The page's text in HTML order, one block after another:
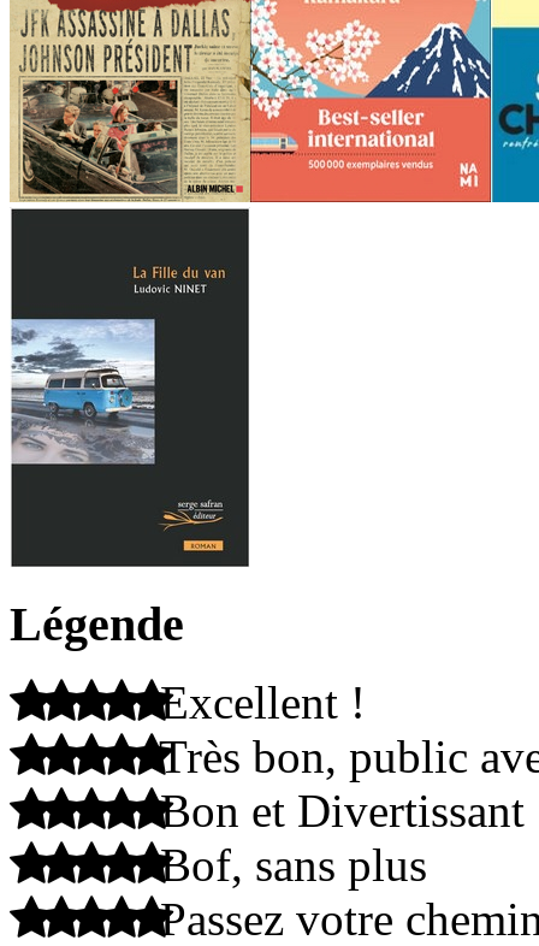
Légende
Excellent !
Très bon, public
Bon et Divertissant
Bof, sans plus
Passez votre